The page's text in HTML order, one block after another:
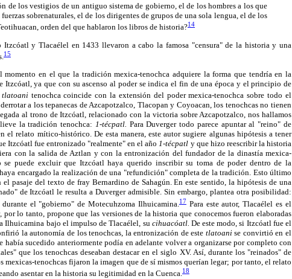
de los vestigios de un antiguo sistema de gobierno, el de los hombres a los que
sobrenaturales, el de los dirigentes de grupos de una sola lengua, el de los
orden del que hablaron los libros de historia?14
y Tlacaélel en 1433 llevaron a cabo la famosa "censura" de la historia y una
15
momento en el que la tradición mexica-tenochca adquiere la forma que tendría en la
ya que con su ascenso al poder se indica el fin de una época y el principio de
tlatoanitenochca coincide con la extensión del poder mexica-tenochca sobre todo el
a los tepanecas de Azcapotzalco, Tlacopan y Coyoacan, los tenochcas no tienen
al trono de Itzcóatl, relacionado con la victoria sobre Azcapotzalco, nos hallamos
la tradición tenochca: 1-técpatl. Para Duverger todo parece apuntar al "reino" de
relato mítico-histórico. De esta manera, este autor sugiere algunas hipótesis a tener
Itzcóatl fue entronizado "realmente" en el año1-técpatl y que hizo reescribir la historia
con la salida de Aztlan y con la entronización del fundador de la dinastía mexica-
se puede excluir que Itzcóatl haya querido inscribir su toma de poder dentro de la
encargado la realización de una "refundición" completa de la tradición. Esto último
pasaje del texto de fray Bernardino de Sahagún. En este sentido, la hipótesis de una
de Itzcóatl le resulta a Duverger admisible. Sin embargo, plantea otra posibilidad:
el "gobierno" de Motecuhzoma Ilhuicamina. 17Para este autor, Tlacaélel es el
lo tanto, propone que las versiones de la historia que conocemos fueron elaboradas
Ilhuicamina bajo el impulso de Tlacaélel, su cihuacóatl. De este modo, si Itzcóatl fue el
la autonomía de los tenochcas, la entronización de este tlatoanise convirtió en el
sucedido anteriormente podía en adelante volver a organizarse por completo con
que los tenochcas deseaban destacar en el siglo XV. Así, durante los "reinados" de
tenochcas fijaron la imagen que de sí mismos querían legar; por tanto, el relato
asentar en la historia su legitimidad en la Cuenca.18